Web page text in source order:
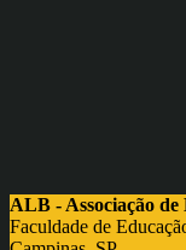
ALB - Associação
Faculdade de